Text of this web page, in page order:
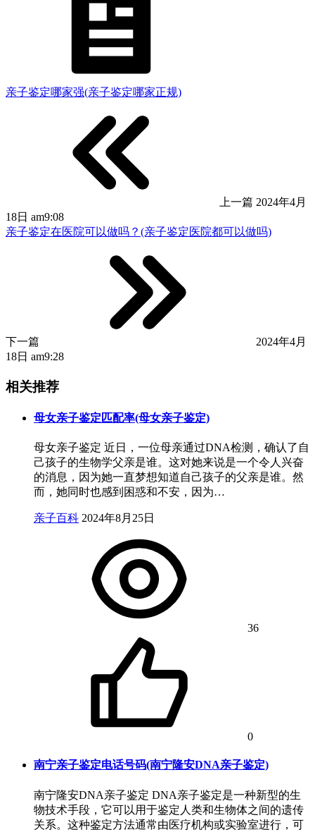
亲子鉴定哪家强(亲子鉴定哪家正规)
上一篇 2024年4月
18日 am9:08
亲子鉴定在医院可以做吗？(亲子鉴定医院都可以做吗)
下一篇
2024年4月
18日 am9:28
相关推荐
母女亲子鉴定匹配率(母女亲子鉴定)
母女亲子鉴定 近日，一位母亲通过DNA检测，确认了自
己孩子的生物学父亲是谁。这对她来说是一个令人兴奋
的消息，因为她一直梦想知道自己孩子的父亲是谁。然
而，她同时也感到困惑和不安，因为…
亲子百科 2024年8月25日
36
0
南宁亲子鉴定电话号码(南宁隆安DNA亲子鉴定)
南宁隆安DNA亲子鉴定 DNA亲子鉴定是一种新型的生
物技术手段，它可以用于鉴定人类和生物体之间的遗传
关系。这种鉴定方法通常由医疗机构或实验室进行，可